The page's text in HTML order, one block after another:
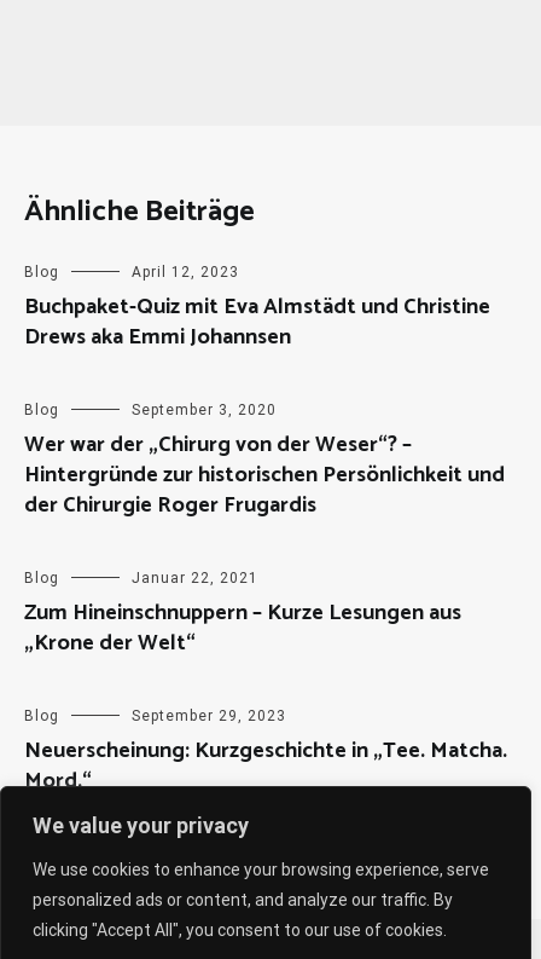
We value your privacy
We use cookies to enhance your browsing experience, serve
personalized ads or content, and analyze our traffic. By
clicking "Accept All", you consent to our use of cookies.
Ähnliche Beiträge
Blog April 12, 2023
Buchpaket-Quiz mit Eva Almstädt und Christine
Drews aka Emmi Johannsen
Blog September 3, 2020
Wer war der „Chirurg von der Weser“? –
Hintergründe zur historischen Persönlichkeit und
der Chirurgie Roger Frugardis
Blog Januar 22, 2021
Zum Hineinschnuppern – Kurze Lesungen aus
„Krone der Welt“
Blog September 29, 2023
Neuerscheinung: Kurzgeschichte in „Tee. Matcha.
Mord.“